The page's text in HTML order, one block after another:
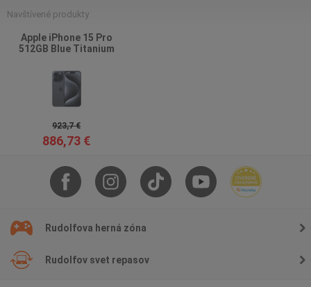
Navštívené produkty
Apple iPhone 15 Pro
512GB Blue Titanium
923,7 €
886,73 €
Rudolfova herná zóna
Rudolfov svet repasov